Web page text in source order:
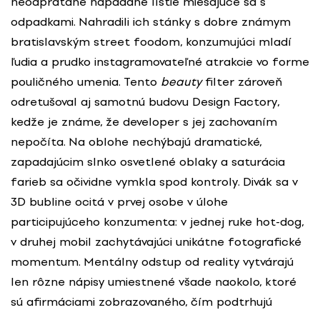
odpadkami. Nahradili ich stánky s dobre známym
bratislavským street foodom, konzumujúci mladí
ľudia a prudko instagramovateľné atrakcie vo forme
pouličného umenia. Tento beautyfilter zároveň
odretušoval aj samotnú budovu Design Factory,
kedže je známe, že developer s jej zachovaním
nepočíta. Na oblohe nechýbajú dramatické,
zapadajúcim slnko osvetlené oblaky a saturácia
farieb sa očividne vymkla spod kontroly. Divák sa v
3D bubline ocitá v prvej osobe v úlohe
participujúceho konzumenta: v jednej ruke hot-dog,
v druhej mobil zachytávajúci unikátne fotografické
momentum. Mentálny odstup od reality vytvárajú
len rôzne nápisy umiestnené všade naokolo, ktoré
sú afirmáciami zobrazovaného, čím podtrhujú